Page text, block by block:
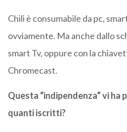
Chili è consumabile da pc,
ovviamente. Ma anche dallo
smart Tv, oppure con la
Chromecast.
Questa “indipendenza” vi ha
quanti iscritti?